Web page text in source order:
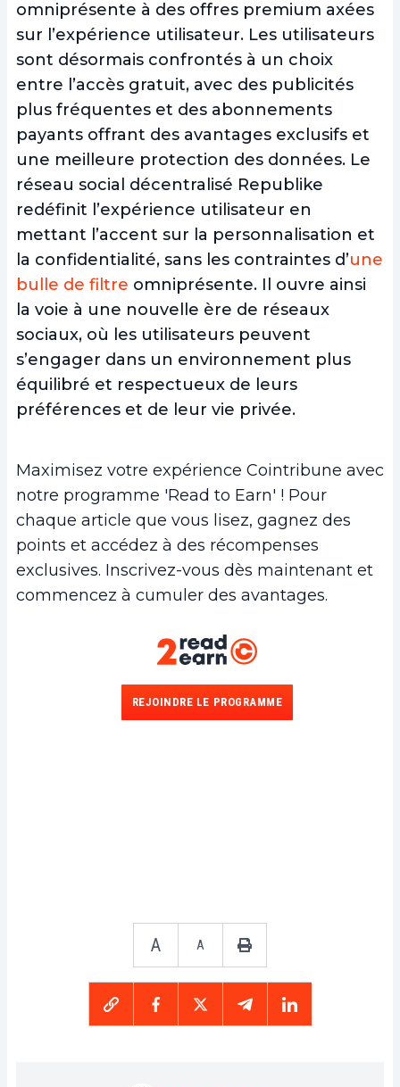
omniprésente à des offres premium axées
sur l’expérience utilisateur. Les utilisateurs
sont désormais confrontés à un choix
entre l’accès gratuit, avec des publicités
plus fréquentes et des abonnements
payants offrant des avantages exclusifs et
une meilleure protection des données. Le
réseau social décentralisé Republike
redéfinit l’expérience utilisateur en
mettant l’accent sur la personnalisation et
la confidentialité, sans les contraintes d’une
bulle de filtre omniprésente. Il ouvre ainsi
la voie à une nouvelle ère de réseaux
sociaux, où les utilisateurs peuvent
s’engager dans un environnement plus
équilibré et respectueux de leurs
préférences et de leur vie privée.
Maximisez votre expérience Cointribune avec
notre programme 'Read to Earn' ! Pour
chaque article que vous lisez, gagnez des
points et accédez à des récompenses
exclusives. Inscrivez-vous dès maintenant et
commencez à cumuler des avantages.
REJOINDRE LE PROGRAMME
A A